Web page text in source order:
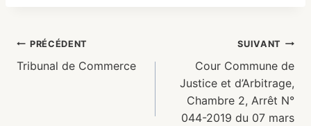
PRÉCÉDENT
Tribunal de Commerce
SUIVANT
Cour Commune de
Justice et d’Arbitrage,
Chambre 2, Arrêt N°
044-2019 du 07 mars